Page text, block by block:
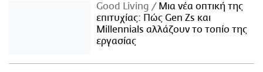
Good Living
Μια νέα οπτική της
επιτυχίας: Πώς Gen Zs και
Millennials αλλάζουν το τοπίο της
εργασίας